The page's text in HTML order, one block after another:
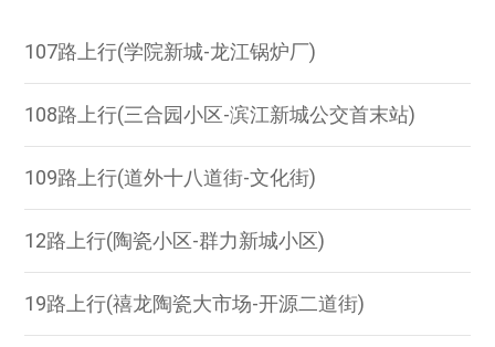
107路上行(学院新城-龙江锅炉厂)
108路上行(三合园小区-滨江新城公交首末站)
109路上行(道外十八道街-文化街)
12路上行(陶瓷小区-群力新城小区)
19路上行(禧龙陶瓷大市场-开源二道街)